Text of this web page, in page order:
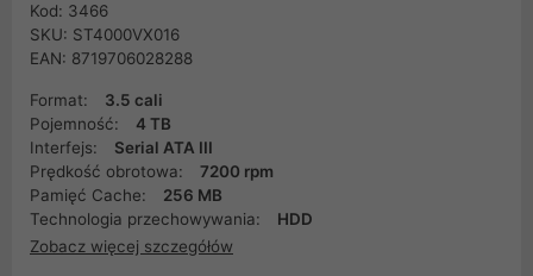
Kod: 3466
SKU: ST4000VX016
EAN: 8719706028288
Format:
3.5 cali
Pojemność:
4 TB
Interfejs:
Serial ATA III
Prędkość obrotowa:
7200 rpm
Pamięć Cache:
256 MB
Technologia przechowywania:
HDD
Zobacz więcej szczegółów